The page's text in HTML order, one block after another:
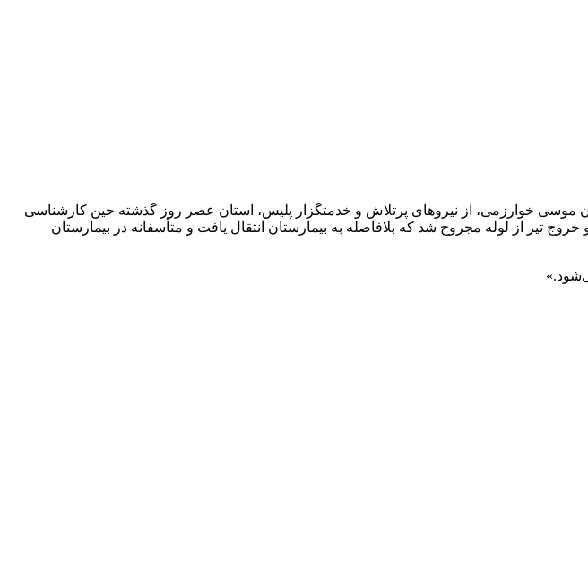
موسی خوارزمی، از نیروهای پرتلاش و خدمتگزار پلیس، استان عصر روز گذشته حین کارشناسی
از لوله مجروح شد که بلافاصله به بیمارستان انتقال یافت و متأسفانه در بیمارستان